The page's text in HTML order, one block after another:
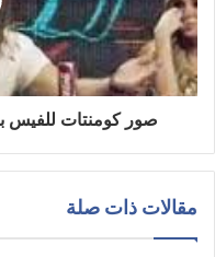
صور كومنتات للفيس
مقالات ذات صلة